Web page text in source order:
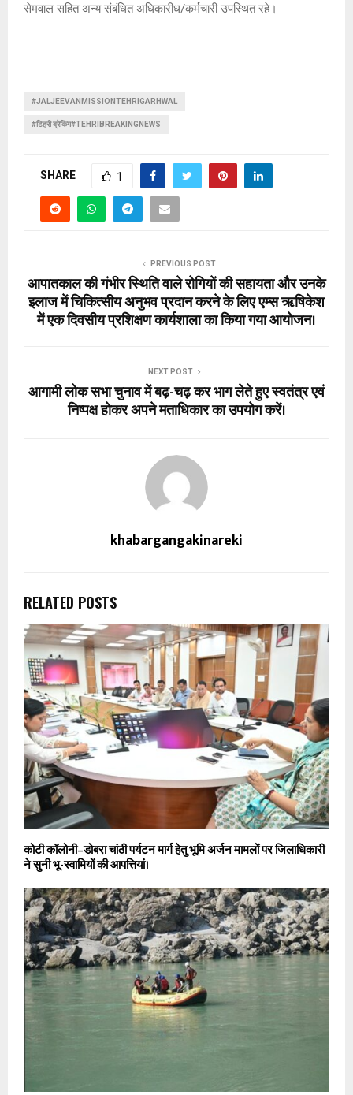
सेमवाल सहित अन्य संबंधित अधिकारीध/कर्मचारी उपस्थित रहे।
#JALJEEVANMISSIONTEHRIGARHWAL
#टिहरी ब्रेकिंग#TEHRIBREAKINGNEWS
SHARE 1
PREVIOUS POST
आपातकाल की गंभीर स्थिति वाले रोगियों की सहायता और उनके
इलाज में चिकित्सीय अनुभव प्रदान करने के लिए एम्स ऋषिकेश
में एक दिवसीय प्रशिक्षण कार्यशाला का किया गया आयोजन।
NEXT POST
आगामी लोक सभा चुनाव में बढ़-चढ़ कर भाग लेते हुए स्वतंत्र एवं
निष्पक्ष होकर अपने मताधिकार का उपयोग करें।
khabargangakinareki
RELATED POSTS
कोटी कॉलोनी–डोबरा चांठी पर्यटन मार्ग हेतु भूमि अर्जन मामलों पर जिलाधिकारी
ने सुनी भू-स्वामियों की आपत्तियां।